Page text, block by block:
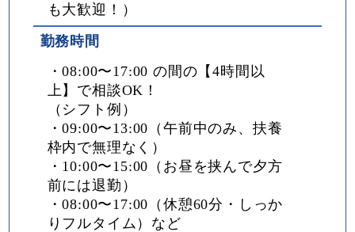
も大歓迎！）
勤務時間
・08:00〜17:00 の間の【4時間以
上】で相談OK！
（シフト例）
・09:00〜13:00（午前中のみ、扶養
枠内で無理なく）
・10:00〜15:00（お昼を挟んで夕方
前には退勤）
・08:00〜17:00（休憩60分・しっか
りフルタイム）など